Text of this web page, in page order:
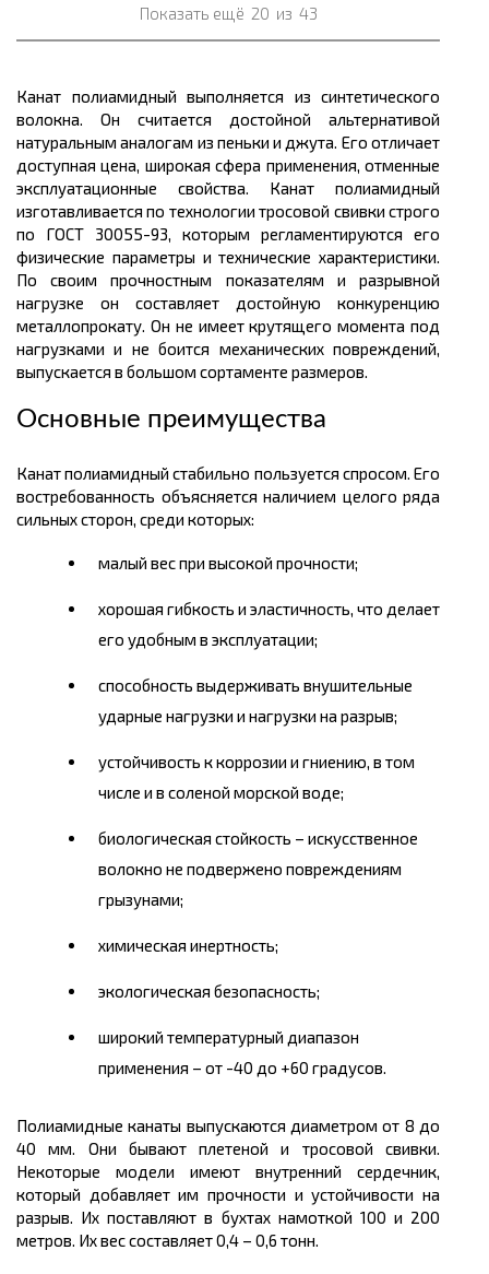
Показать ещё 20 из 43
Канат полиамидный выполняется из синтетического
волокна. Он считается достойной альтернативой
натуральным аналогам из пеньки и джута. Его отличает
доступнаяцена, широкая сфера применения, отменные
эксплуатационные свойства. Канат полиамидный
изготавливается по технологии тросовой свивки строго
по ГОСТ 30055-93, которым регламентируются его
физические параметры и технические характеристики.
По своим прочностным показателям и разрывной
нагрузке он составляет достойную конкуренцию
металлопрокату. Он не имеет крутящего момента под
нагрузками и не боится механических повреждений,
выпускается в большом сортаменте размеров.
Основные преимущества
Канат полиамидный стабильно пользуется спросом. Его
востребованность объясняется наличием целого ряда
сильных сторон, среди которых:
малый веспри высокой прочности;
хорошая гибкость и эластичность, что делает
его удобным в эксплуатации;
способность выдерживать внушительные
ударные нагрузки и нагрузки на разрыв;
устойчивость к коррозии и гниению, в том
числе и в соленой морской воде;
биологическая стойкость – искусственное
волокно не подвержено повреждениям
грызунами;
химическая инертность;
экологическая безопасность;
широкий температурный диапазон
применения – от -40 до +60 градусов.
Полиамидные канаты выпускаются диаметром от 8 до
40 мм. Они бывают плетеной и тросовой свивки.
Некоторые модели имеют внутренний сердечник,
который добавляетим прочности и устойчивости на
разрыв. Их поставляют в бухтах намоткой 100 и 200
метров. Их вес составляет 0,4 – 0,6 тонн.